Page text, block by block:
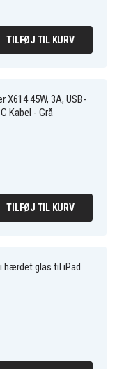
TILFØJ TIL KURV
X614 45W, 3A, USB-
Kabel - Grå
TILFØJ TIL KURV
glas til iPad